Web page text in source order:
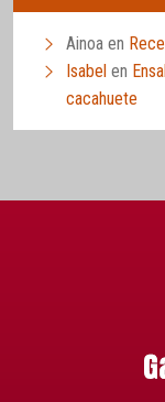
Ainoa en
Isabel en
cacahuete